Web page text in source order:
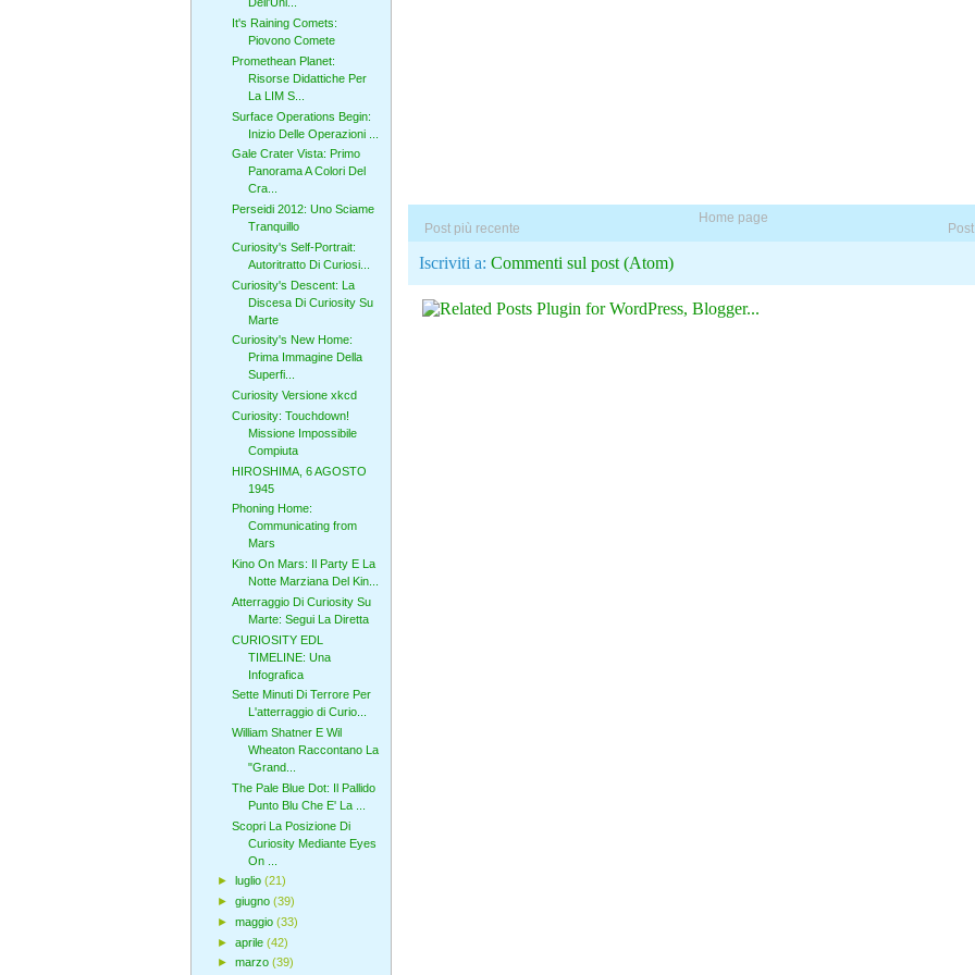
Post più recente
Home page
Iscriviti a: Commenti sul post (Atom)
It's Raining Comets:
Piovono Comete
Promethean Planet:
Risorse Didattiche Per
La LIM S...
Surface Operations Begin:
Inizio Delle Operazioni ...
Gale Crater Vista: Primo
Panorama A Colori Del
Cra...
Perseidi 2012: Uno Sciame
Tranquillo
Curiosity's Self-Portrait:
Autoritratto Di Curiosi...
Curiosity's Descent: La
Discesa Di Curiosity Su
Marte
Curiosity's New Home:
Prima Immagine Della
Superfi...
Curiosity Versione xkcd
Curiosity: Touchdown!
Missione Impossibile
Compiuta
HIROSHIMA, 6 AGOSTO
1945
Phoning Home:
Communicating from
Mars
Kino On Mars: Il Party E La
Notte Marziana Del Kin...
Atterraggio Di Curiosity Su
Marte: Segui La Diretta
CURIOSITY EDL
TIMELINE: Una
Infografica
Sette Minuti Di Terrore Per
L'atterraggio di Curio...
William Shatner E Wil
Wheaton Raccontano La
"Grand...
The Pale Blue Dot: Il Pallido
Punto Blu Che E' La ...
Scopri La Posizione Di
Curiosity Mediante Eyes
On ...
►
luglio (21)
► giugno (39)
► maggio (33)
► aprile (42)
► marzo (39)